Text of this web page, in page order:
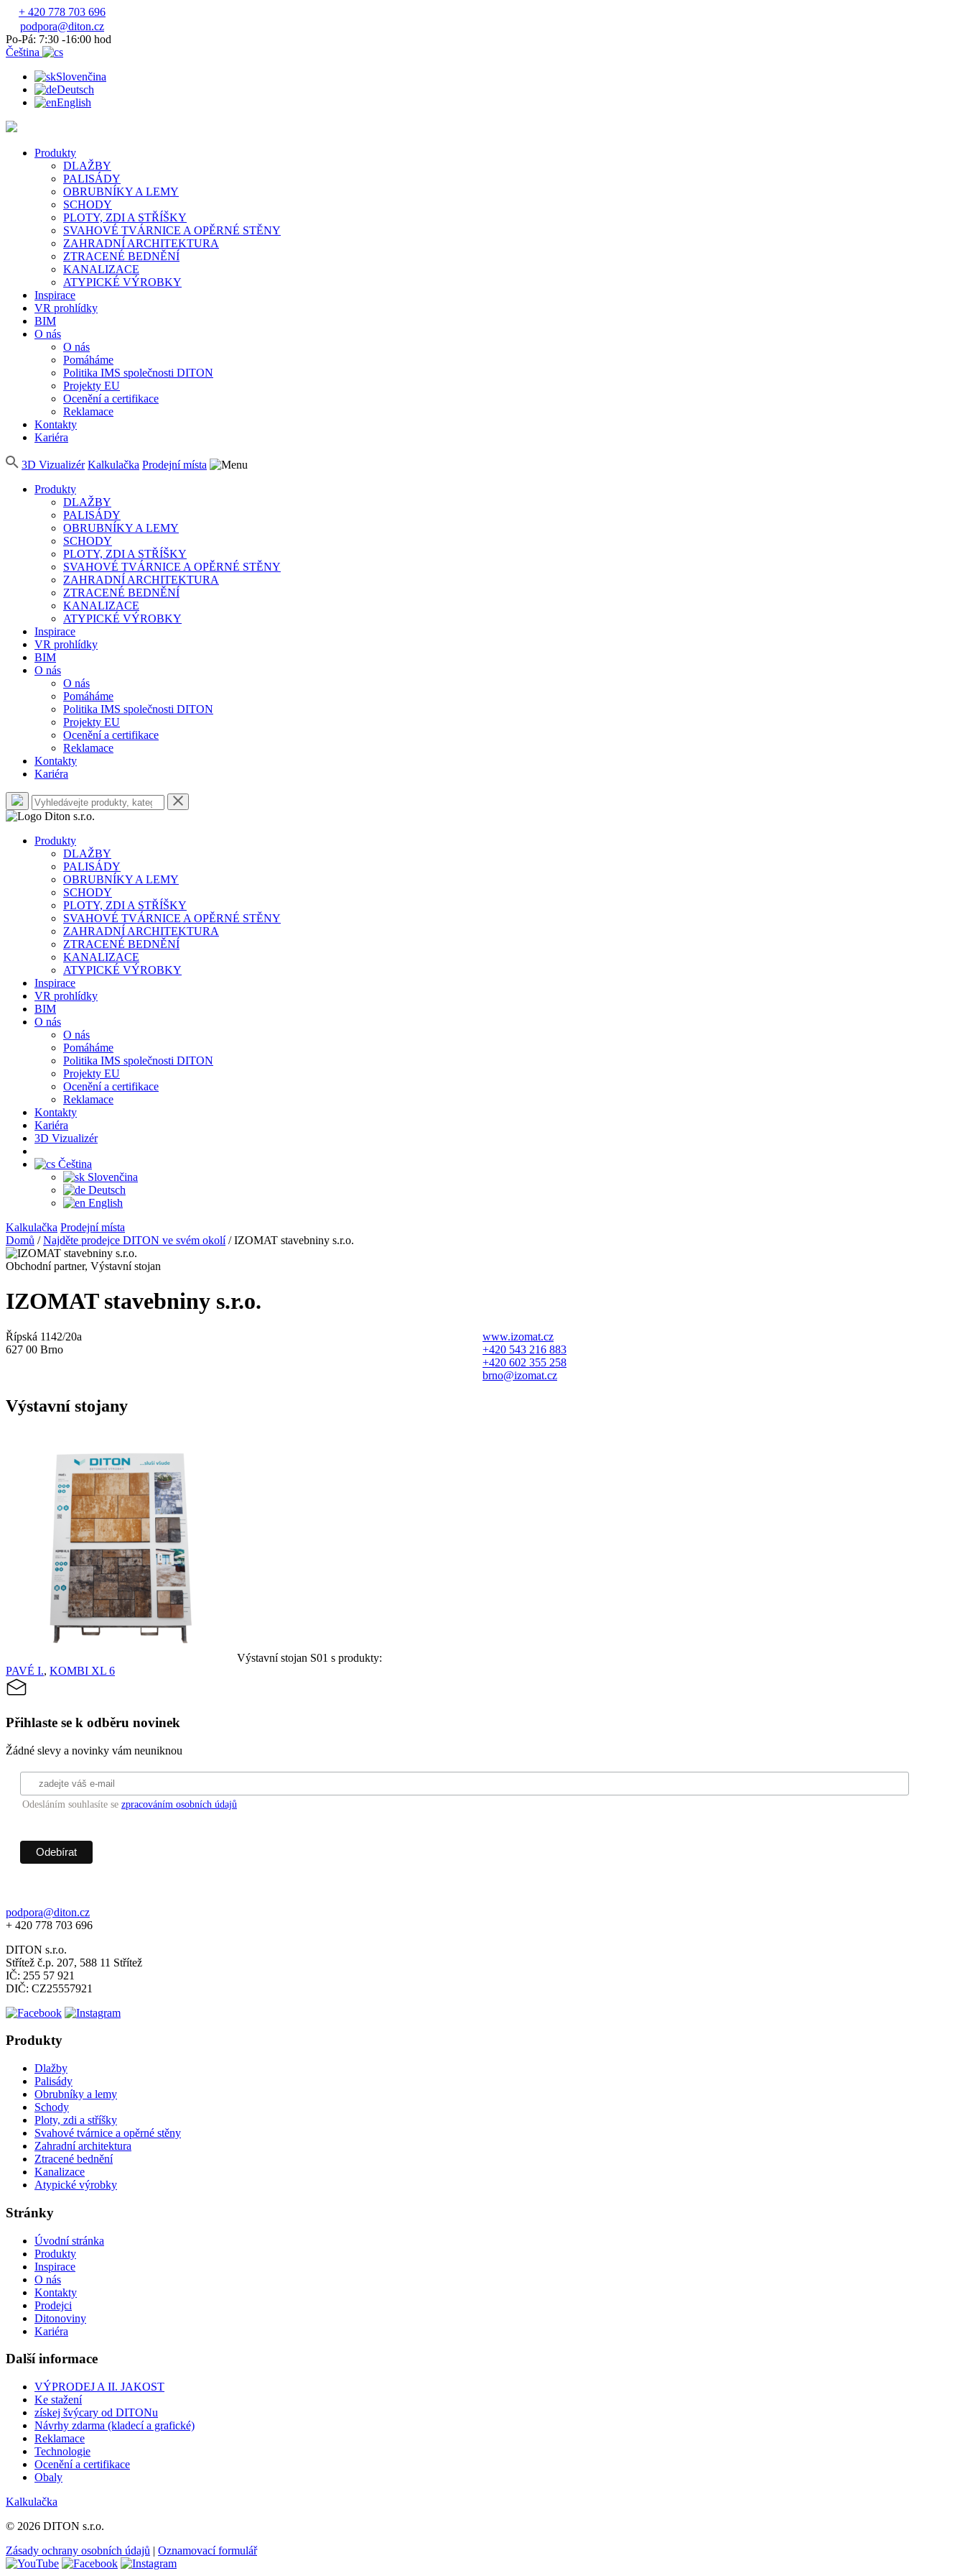
+ 420 778 703 696
podpora@diton.cz
Po-Pá: 7:30 -16:00 hod
Čeština
Slovenčina
Deutsch
English
Produkty
DLAŽBY
PALISÁDY
OBRUBNÍKY A LEMY
SCHODY
PLOTY, ZDI A STŘÍŠKY
SVAHOVÉ TVÁRNICE A OPĚRNÉ STĚNY
ZAHRADNÍ ARCHITEKTURA
ZTRACENÉ BEDNĚNÍ
KANALIZACE
ATYPICKÉ VÝROBKY
Inspirace
VR prohlídky
BIM
O nás
O nás
Pomáháme
Politika IMS společnosti DITON
Projekty EU
Ocenění a certifikace
Reklamace
Kontakty
Kariéra
3D Vizualizér Kalkulačka Prodejní místa
Produkty
DLAŽBY
PALISÁDY
OBRUBNÍKY A LEMY
SCHODY
PLOTY, ZDI A STŘÍŠKY
SVAHOVÉ TVÁRNICE A OPĚRNÉ STĚNY
ZAHRADNÍ ARCHITEKTURA
ZTRACENÉ BEDNĚNÍ
KANALIZACE
ATYPICKÉ VÝROBKY
Inspirace
VR prohlídky
BIM
O nás
O nás
Pomáháme
Politika IMS společnosti DITON
Projekty EU
Ocenění a certifikace
Reklamace
Kontakty
Kariéra
Produkty
DLAŽBY
PALISÁDY
OBRUBNÍKY A LEMY
SCHODY
PLOTY, ZDI A STŘÍŠKY
SVAHOVÉ TVÁRNICE A OPĚRNÉ STĚNY
ZAHRADNÍ ARCHITEKTURA
ZTRACENÉ BEDNĚNÍ
KANALIZACE
ATYPICKÉ VÝROBKY
Inspirace
VR prohlídky
BIM
O nás
O nás
Pomáháme
Politika IMS společnosti DITON
Projekty EU
Ocenění a certifikace
Reklamace
Kontakty
Kariéra
3D Vizualizér
Čeština
Slovenčina
Deutsch
English
Kalkulačka Prodejní místa
Domů /Najděte prodejce DITON ve svém okolí/IZOMAT stavebniny s.r.o.
Obchodní partner, Výstavní stojan
IZOMAT stavebniny s.r.o.
Řípská 1142/20a
627 00 Brno
www.izomat.cz
+420 543 216 883
+420 602 355 258
brno@izomat.cz
Výstavní stojany
Výstavní stojan S01 s produkty:
PAVÉ I., KOMBI XL 6
Přihlaste se k odběru novinek
Žádné slevy a novinky vám neuniknou
Odesláním souhlasíte se zpracováním osobních údajů
podpora@diton.cz
+ 420 778 703 696
DITON s.r.o.
Střítež č.p. 207, 588 11 Střítež
IČ: 255 57 921
DIČ: CZ25557921
Produkty
Dlažby
Palisády
Obrubníky a lemy
Schody
Ploty, zdi a stříšky
Svahové tvárnice a opěrné stěny
Zahradní architektura
Ztracené bednění
Kanalizace
Atypické výrobky
Stránky
Úvodní stránka
Produkty
Inspirace
O nás
Kontakty
Prodejci
Ditonoviny
Kariéra
Další informace
VÝPRODEJ A II. JAKOST
Ke stažení
získej švýcary od DITONu
Návrhy zdarma (kladecí a grafické)
Reklamace
Technologie
Ocenění a certifikace
Obaly
Kalkulačka
© 2026 DITON s.r.o.
Zásady ochrany osobních údajů | Oznamovací formulář